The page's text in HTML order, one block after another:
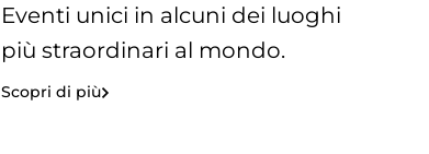
Eventi unici in alcuni dei luoghi
più straordinari al mondo.
Scopri di più